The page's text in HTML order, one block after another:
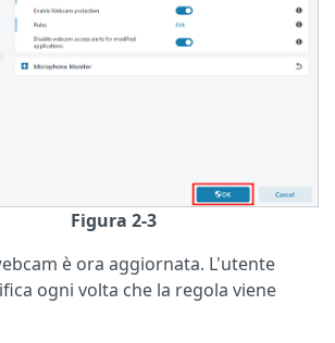
Figura 2-3
è ora aggiornata. L'utente
ogni volta che la regola viene